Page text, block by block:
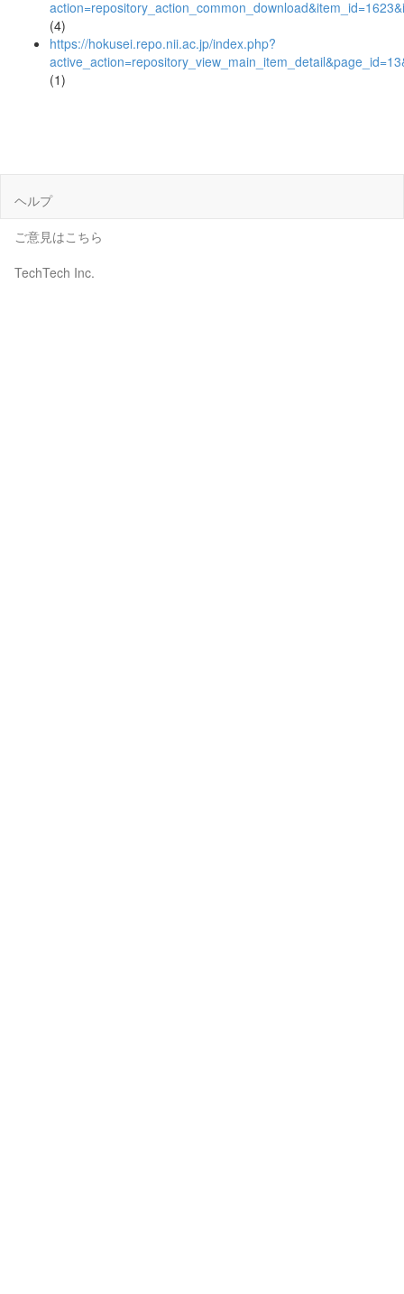
(4)
https://hokusei.repo.nii.ac.jp/index.php?
(1)
ヘルプ
ご意見はこちら
TechTech Inc.